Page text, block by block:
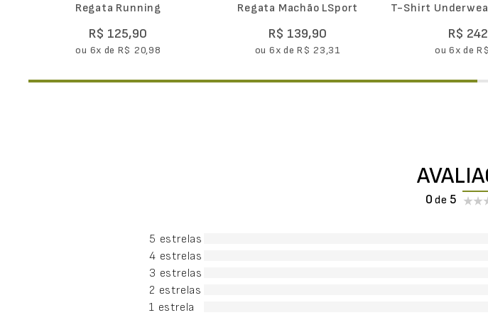
Regata Running
R$ 125,90
ou 6x de R$ 20,98
Regata Machão LSport
R$ 139,90
ou 6x deR$ 23,31
T-Shirt
R$ 242
ou6x deR$
0
5 estrelas
4 estrelas
3 estrelas
2 estrelas
1 estrela